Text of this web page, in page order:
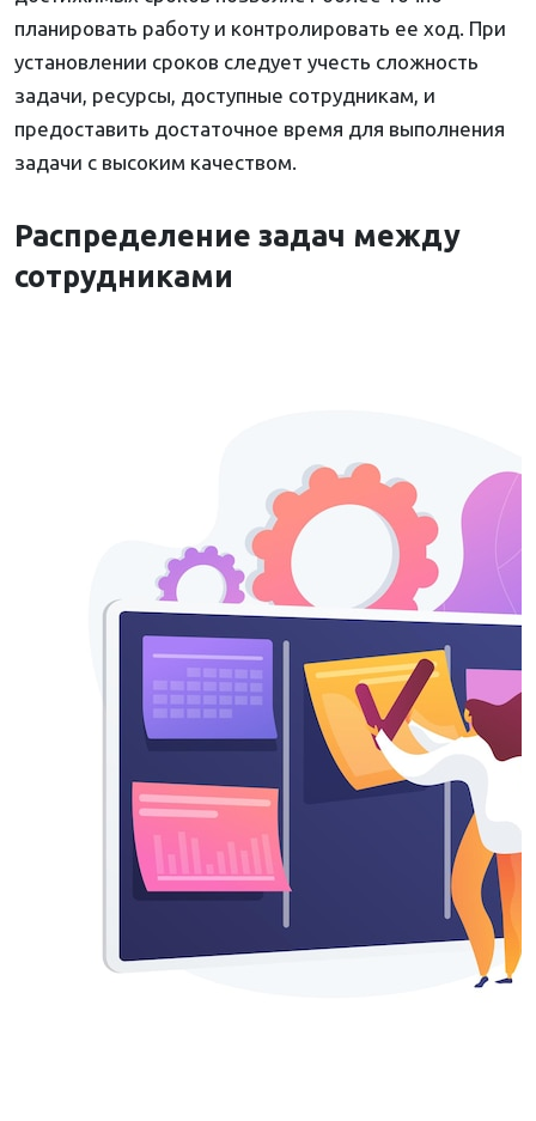
планировать работу и контролировать ее ход. При
установлении сроков следует учесть сложность
задачи, ресурсы, доступные сотрудникам, и
предоставить достаточное время для выполнения
задачи с высоким качеством.
Распределение задач между
сотрудниками